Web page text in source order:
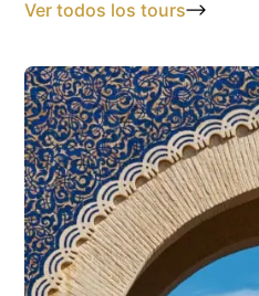
Ver todos los tours